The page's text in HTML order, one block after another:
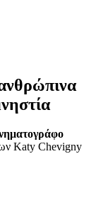
Katy Chevigny